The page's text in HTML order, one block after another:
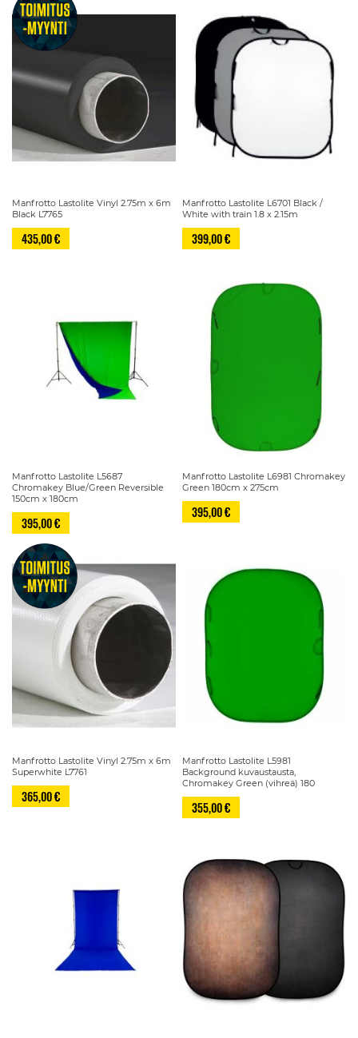
Manfrotto Lastolite Vinyl 2.75m x 6m
Black L7765
435,00 €
Manfrotto Lastolite L6701 Black /
White with train 1.8 x 2.15m
399,00 €
Manfrotto Lastolite L5687
Chromakey Blue/Green Reversible
150cm x 180cm
395,00 €
Manfrotto Lastolite L6981 Chromakey
Green 180cm x 275cm
395,00 €
Manfrotto Lastolite Vinyl 2.75m x 6m
Superwhite L7761
365,00 €
Manfrotto Lastolite L5981
Background kuvaustausta,
Chromakey Green (vihreä) 180
355,00 €